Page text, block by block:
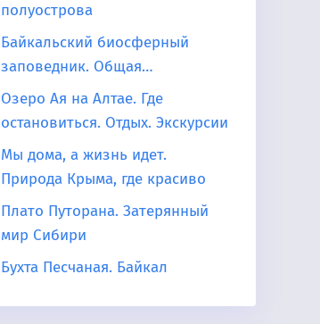
полуострова
Байкальский биосферный
заповедник. Общая…
Озеро Ая на Алтае. Где
остановиться. Отдых. Экскурсии
Мы дома, а жизнь идет.
Природа Крыма, где красиво
Плато Путорана. Затерянный
мир Сибири
Бухта Песчаная. Байкал